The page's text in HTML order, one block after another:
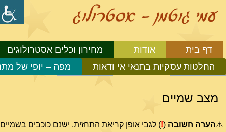
דף בית אודות
מחירון וכלים אסטרולוגים
החלטות עסקיות בתנאי אי ודאות
מפה – יופי של
מצב שמיים
⚠️הערה חשובה (
!) לגבי אופן קריאת התחזית. ישנם כוכבים